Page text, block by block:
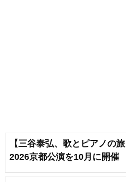
【三谷泰弘、歌とピアノの
2026京都公演を10月に開催